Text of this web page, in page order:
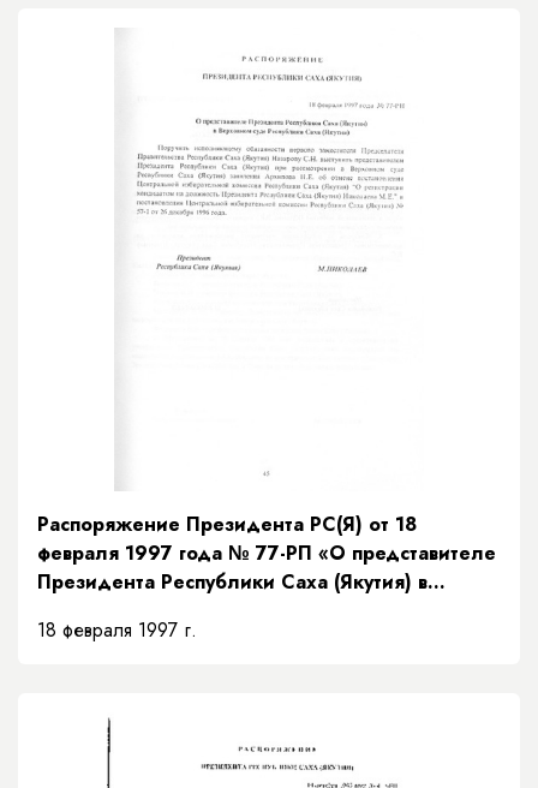
Распоряжение Президента РС(Я) от 18
февраля 1997 года № 77-РП «О представителе
Президента Республики Саха (Якутия) в
18 февраля 1997 г.